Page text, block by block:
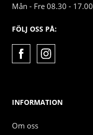
Mån - Fre 08.30 - 17.00
FÖLJ OSS PÅ:
INFORMATION
Om oss